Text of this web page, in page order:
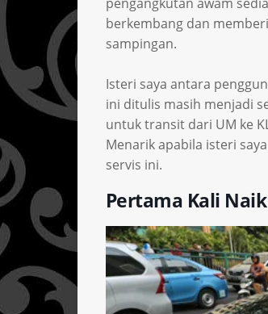
berkembang dan
sampingan.
Isteri saya antara
ini ditulis masih menjadi
untuk transit dari UM ke
Menarik apabila isteri
servis ini.
Pertama Kali